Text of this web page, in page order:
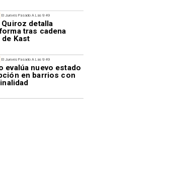
El Jueves Pasado A Las 9:49
detalla
tras cadena
Kast
El Jueves Pasado A Las 9:49
evalúa nuevo estado
en barrios con